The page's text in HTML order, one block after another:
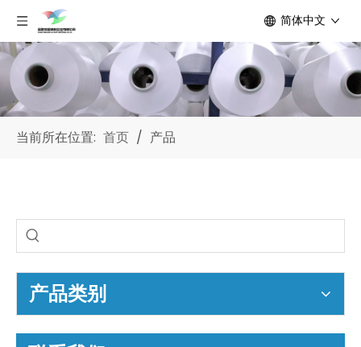
简体中文
当前所在位置: 首页 / 产品
产品类别